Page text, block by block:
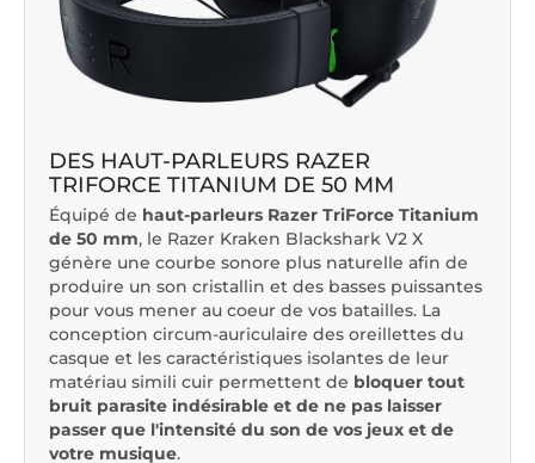
DES HAUT-PARLEURS RAZER
TRIFORCE TITANIUM DE 50 MM
Équipé de haut-parleurs Razer TriForce Titanium
de 50 mm, le Razer Kraken Blackshark V2 X
génère une courbe sonore plus naturelle afin de
produire un son cristallin et des basses puissantes
pour vous mener au coeur de vos batailles. La
conception circum-auriculaire des oreillettes du
casque et les caractéristiques isolantes de leur
matériau simili cuir permettent de bloquer tout
bruit parasite indésirable et de ne pas laisser
passer que l'intensité du son de vos jeux et de
votre musique.